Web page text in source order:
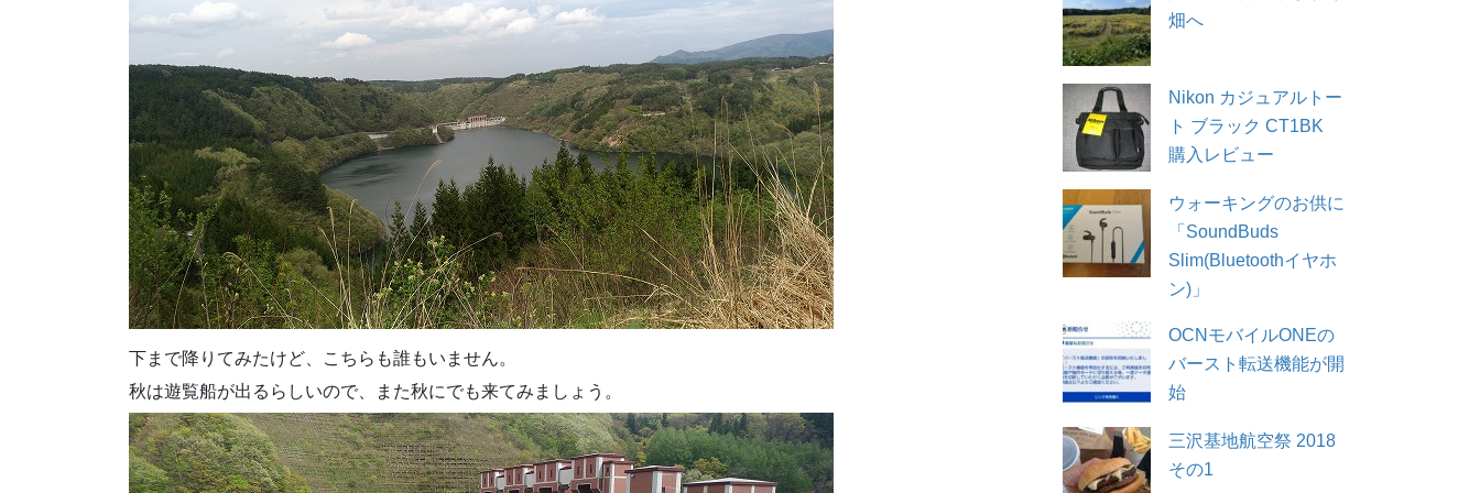
下まで降りてみたけど、こちらも誰もいません。
秋は遊覧船が出るらしいので、また秋にでも来てみましょう。
畑へ
Nikon カジュアルトー
ト ブラック CT1BK
購入レビュー
ウォーキングのお供に
「SoundBuds
Slim(Bluetoothイヤホ
ン)」
OCNモバイルONEの
バースト転送機能が開
始
三沢基地航空祭 2018
その1